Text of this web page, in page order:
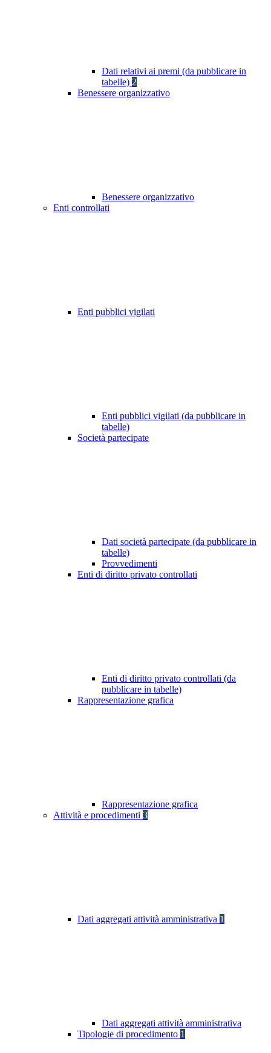
Dati relativi ai premi (da pubblicare in
tabelle) 2
Benessere organizzativo
Benessere organizzativo
Enti controllati
Enti pubblici vigilati
Enti pubblici vigilati (da pubblicare in
tabelle)
Società partecipate
Dati società partecipate (da pubblicare in
tabelle)
Provvedimenti
Enti di diritto privato controllati
Enti di diritto privato controllati (da
pubblicare in tabelle)
Rappresentazione grafica
Rappresentazione grafica
Attività e procedimenti 3
Dati aggregati attività amministrativa 1
Dati aggregati attività amministrativa
Tipologie di procedimento 1